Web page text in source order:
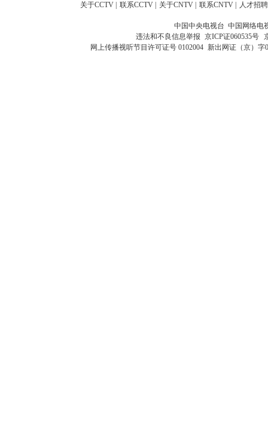
关于CCTV 联系CCTV 关于CNTV 联系CNTV 人才招聘
中国中央电视台 中国网络电
违法和不良信息举报 京ICP证060535号
网上传播视听节目许可证号 0102004 新出网证（京）